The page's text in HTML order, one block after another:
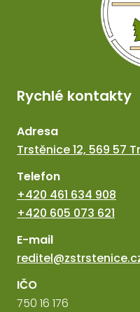
Rychlé kontakty
Adresa
Trstěnice 12, 569 57
Telefon
+420 461 634 908
+420 605 073 621
E-mail
IČO
750 16 176